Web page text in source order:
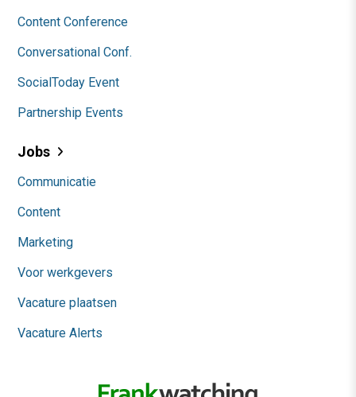
Content Conference
Conversational Conf.
SocialToday Event
Partnership Events
Jobs
Communicatie
Content
Marketing
Voor werkgevers
Vacature plaatsen
Vacature Alerts